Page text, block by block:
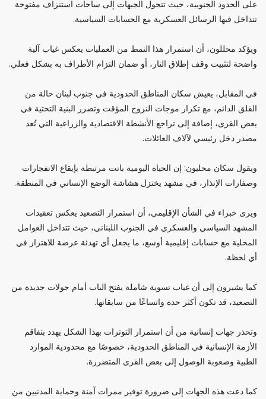
على الحدود الجنوبية، حيث تتحول الجبهات إلى ساحات استنزاف مفتوحة
تتداخل فيها الرسائل العسكرية مع الحسابات السياسية.
ويؤكد محللون، أن استمرار هذا النمط من العمليات يعكس غياب آلية
واضحة لتثبيت وقف إطلاق النار، أو ضمان التزام الأطراف به بشكل فعلي.
في المقابل، يعيش سكان المناطق الحدودية في جنوب لبنان حالة من
القلق الدائم، مع تكرار موجات النزوح المؤقت وتضرر البنية التحتية في
بعض القرى، إضافة إلى تراجع الأنشطة الاقتصادية والزراعية التي تُعد
مصدر دخل رئيسي لآلاف العائلات.
ويقول سكان محليون: إن الحياة اليومية باتت مرتبطة بإيقاع الانفجارات
وصفارات الإنذار، في مشهد يختزل هشاشة الوضع الإنساني في المنطقة.
ويرى خبراء في الشأن الإقليمي، أن استمرار التصعيد يعكس تعقيدات
المشهد السياسي والعسكري في الجنوب اللبناني، حيث تتداخل العوامل
المحلية مع حسابات إقليمية أوسع، ما يجعل أي تهدئة عرضة للاهتزاز في
أي لحظة.
كما يشيرون إلى أن غياب تسوية شاملة يفتح الباب أمام جولات جديدة من
التصعيد، قد تكون أكثر حدة واتساعًا من سابقاتها.
وتحذر جهات إنسانية من أن استمرار التوترات بهذا الشكل يهدد بتفاقم
الأزمة الإنسانية في المناطق الحدودية، خصوصًا مع محدودية الموارد
الطبية وصعوبة الوصول إلى بعض القرى المتضررة.
كما دعت هذه الجهات إلى ضرورة توفير ممرات آمنة وحماية المدنيين من